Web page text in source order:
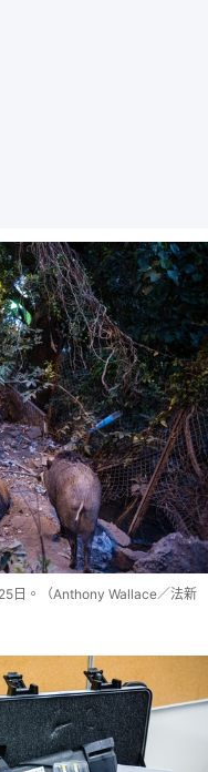
日。（Anthony Wallace／法新